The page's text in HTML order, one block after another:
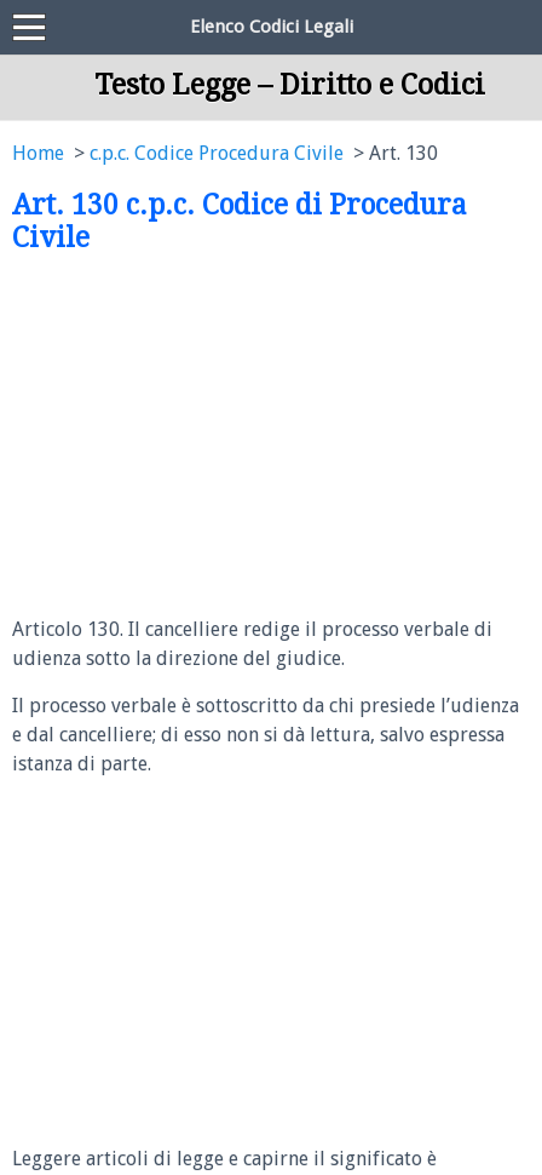
Elenco Codici Legali
Testo Legge – Diritto e Codici
Home c.p.c. Codice Procedura Civile Art. 130
Art. 130 c.p.c. Codice di Procedura
Civile
Articolo 130. Il cancelliere redige il processo verbale di
udienza sotto la direzione del giudice.
Il processo verbale è sottoscritto da chi presiede l’udienza
e dal cancelliere; di esso non si dà lettura, salvo espressa
istanza di parte.
Leggere articoli di legge e capirne il significato è